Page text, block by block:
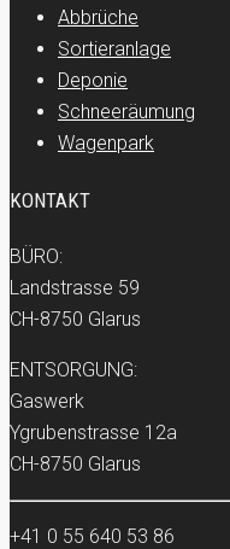
Abbrüche
Sortieranlage
Deponie
Schneeräumung
Wagenpark
KONTAKT
BÜRO:
Landstrasse 59
CH-8750 Glarus
ENTSORGUNG:
Gaswerk
Ygrubenstrasse 12a
CH-8750 Glarus
+41 0 55 640 53 86